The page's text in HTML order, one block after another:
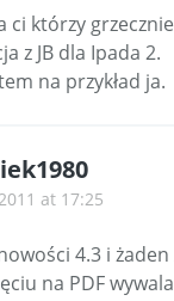
ci którzy
z JB dla Ipada 2.
na przykład ja.
at 17:25
4.3 i
na PDF